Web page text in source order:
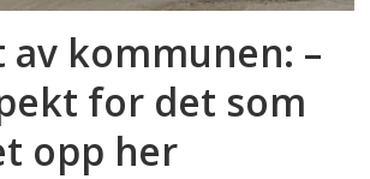
kommunen: –
for det som
opp her